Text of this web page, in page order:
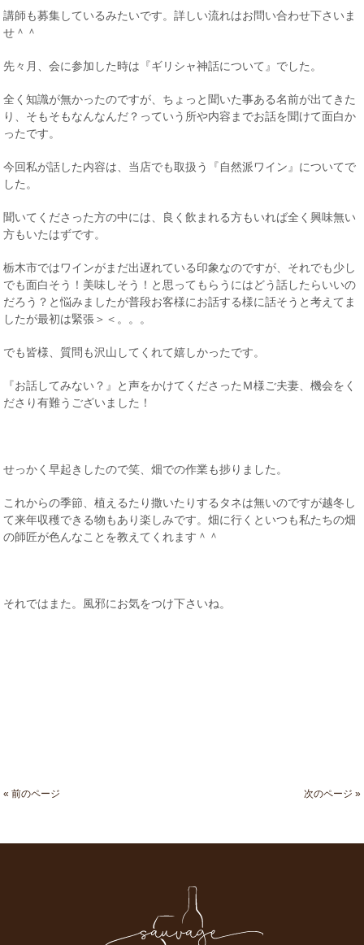
講師も募集しているみたいです。詳しい流れはお問い合わせ下さいま
せ＾＾
先々月、会に参加した時は『ギリシャ神話について』でした。
全く知識が無かったのですが、ちょっと聞いた事ある名前が出てきた
り、そもそもなんなんだ？っていう所や内容までお話を聞けて面白か
ったです。
今回私が話した内容は、当店でも取扱う『自然派ワイン』についてで
した。
聞いてくださった方の中には、良く飲まれる方もいれば全く興味無い
方もいたはずです。
栃木市ではワインがまだ出遅れている印象なのですが、それでも少し
でも面白そう！美味しそう！と思ってもらうにはどう話したらいいの
だろう？と悩みましたが普段お客様にお話する様に話そうと考えてま
したが最初は緊張＞＜。。。
でも皆様、質問も沢山してくれて嬉しかったです。
『お話してみない？』と声をかけてくださったＭ様ご夫妻、機会をく
ださり有難うございました！
せっかく早起きしたので笑、畑での作業も捗りました。
これからの季節、植えるたり撒いたりするタネは無いのですが越冬し
て来年収穫できる物もあり楽しみです。畑に行くといつも私たちの畑
の師匠が色んなことを教えてくれます＾＾
それではまた。風邪にお気をつけ下さいね。
« 前のページ 次のページ »